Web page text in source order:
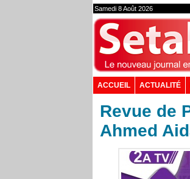
Samedi 8 Août 2026
ACCUEIL ACTUALITÉ
Revue de
Ahmed